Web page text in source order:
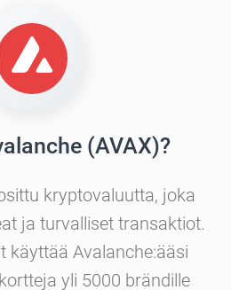
(AVAX)?
kryptovaluutta, joka
ja turvalliset transaktiot.
käyttää Avalanche:ääsi
yli 5000 brändille